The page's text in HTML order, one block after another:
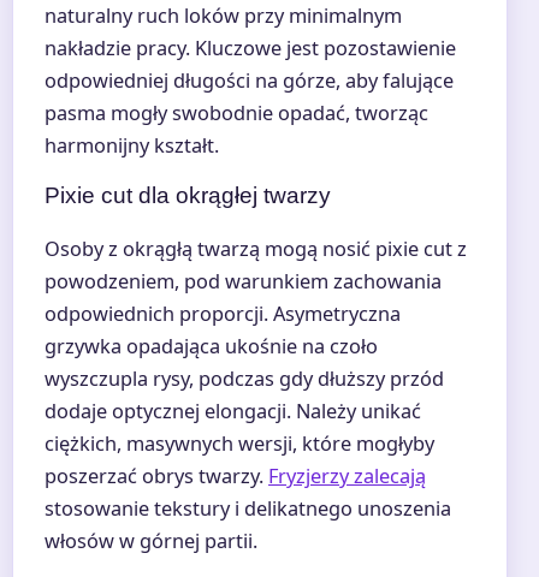
naturalny ruch loków przy minimalnym
nakładzie pracy. Kluczowe jest pozostawienie
odpowiedniej długości na górze, aby falujące
pasma mogły swobodnie opadać, tworząc
harmonijny kształt.
Pixie cut dla okrągłej twarzy
Osoby z okrągłą twarzą mogą nosić pixie cut z
powodzeniem, pod warunkiem zachowania
odpowiednich proporcji. Asymetryczna
grzywka opadająca ukośnie na czoło
wyszczupla rysy, podczas gdy dłuższy przód
dodaje optycznej elongacji. Należy unikać
ciężkich, masywnych wersji, które mogłyby
poszerzać obrys twarzy. Fryzjerzy zalecają
stosowanie tekstury i delikatnego unoszenia
włosów w górnej partii.